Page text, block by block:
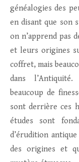
généalogies des
en disant que son
on n’apprend pas
et leurs origines
coffret, mais
dans
beaucoup de
sont derrière ces
études sont
d’érudition
des origines et